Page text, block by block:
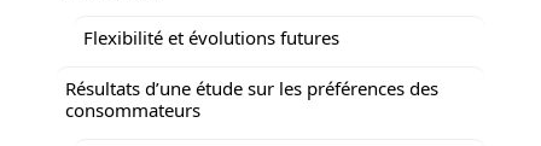
Flexibilité et évolutions futures
Résultats d’une étude sur les préférences des
consommateurs